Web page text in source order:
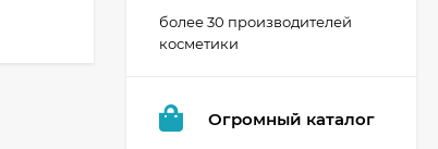
более 30 производителей
косметики
Огромный каталог